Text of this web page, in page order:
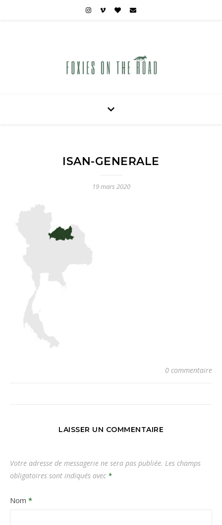
ISAN-GENERALE
19 mars 2020
0 commentaire
LAISSER UN COMMENTAIRE
Votre adresse de messagerie ne sera pas publiée. Les champs
obligatoires sont indiqués avec *
Nom *